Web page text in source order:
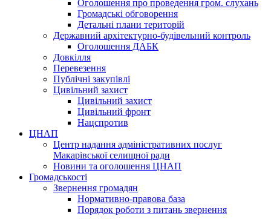
Оголошення про проведення гром. слухань
Громадські обговорення
Детальні плани територій
Державний архітектурно-будівельний контроль
Оголошення ДАБК
Довкілля
Перевезення
Публічні закупівлі
Цивільний захист
Цивільний захист
Цивільний фронт
Нацспротив
ЦНАП
Центр надання адміністративних послуг
Макарівської селищної ради
Новини та оголошення ЦНАП
Громадськості
Звернення громадян
Нормативно-правова база
Порядок роботи з питань звернення